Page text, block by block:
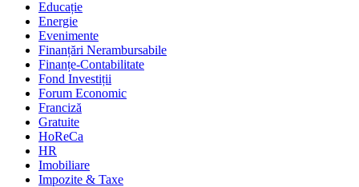
Educație
Energie
Evenimente
Finanțări Nerambursabile
Finanțe-Contabilitate
Fond Investiții
Forum Economic
Franciză
Gratuite
HoReCa
HR
Imobiliare
Impozite & Taxe